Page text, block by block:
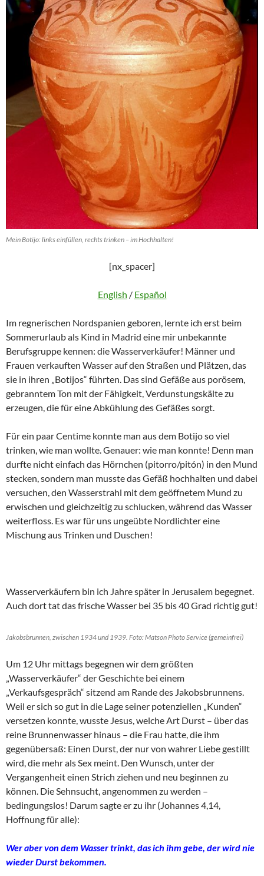
Mein Botijo: links einfüllen, rechts trinken – im Hochhalten!
[nx_spacer]
English / Español
Im regnerischen Nordspanien geboren, lernte ich erst beim
Sommerurlaub als Kind in Madrid eine mir unbekannte
Berufsgruppe kennen: die Wasser­verkäufer! Männer und
Frauen verkauften Wasser auf den Straßen und Plätzen, das
sie in ihren „Botijos“ führten. Das sind Gefäße aus porösem,
gebranntem Ton mit der Fähigkeit, Verdunstungskälte zu
erzeugen, die für eine Abkühlung des Gefäßes sorgt.
Für ein paar Centime konnte man aus dem Botijo so viel
trinken, wie man wollte. Genauer: wie man konnte! Denn man
durfte nicht einfach das Hörnchen (pitorro/pitón) in den Mund
stecken, sondern man musste das Gefäß hochhalten und dabei
versuchen, den Wasserstrahl mit dem geöffnetem Mund zu
erwischen und gleichzeitig zu schlucken, während das Wasser
weiterfloss. Es war für uns ungeübte Nordlichter eine
Mischung aus Trinken und Duschen!
Wasserverkäufern bin ich Jahre später in Jerusalem begegnet.
Auch dort tat das frische Wasser bei 35 bis 40 Grad richtig gut!
Jakobsbrunnen, zwischen 1934 und 1939. Foto: Matson Photo Service (gemeinfrei)
Um 12 Uhr mittags begegnen wir dem größten
„Wasserverkäufer“ der Geschichte bei einem
„Verkaufsgespräch“ sitzend am Rande des Jakobsbrunnens.
Weil er sich so gut in die Lage seiner potenziellen „Kunden“
versetzen konnte, wusste Jesus, welche Art Durst – über das
reine Brunnenwasser hinaus – die Frau hatte, die ihm
gegenübersaß: Einen Durst, der nur von wahrer Liebe gestillt
wird, die mehr als Sex meint. Den Wunsch, unter der
Vergangenheit einen Strich ziehen und neu beginnen zu
können. Die Sehnsucht, angenommen zu werden –
bedingungslos! Darum sagte er zu ihr (Johannes 4,14,
Hoffnung für alle):
Wer aber von dem Wasser trinkt, das ich ihm gebe, der wird nie
wieder Durst bekommen.